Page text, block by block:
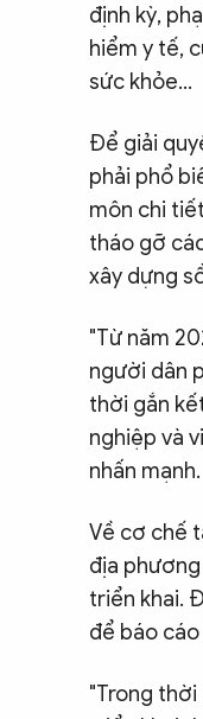
định kỳ,
hiểm y tế,
sức khỏe...
Để giải
phải phổ
môn chi
tháo gỡ
xây dựng
"Từ năm
người dân
thời gắn
nghiệp và
nhấn mạnh.
Về cơ chế
địa
triển khai.
để báo
"Trong